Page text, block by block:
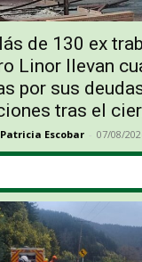
de 130 ex
Linor llevan
por sus
tras el
Patricia Escobar - 07/08/